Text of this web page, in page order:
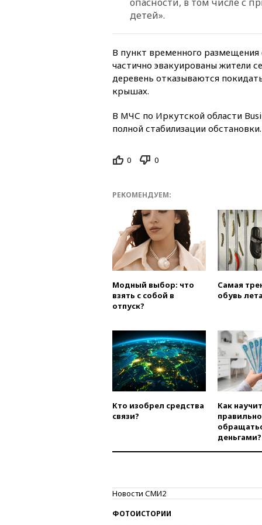
детей».
В пункт временного размещения
частично эвакуированы жители
деревень отказываются
крышах.
В МЧС по Иркутской области
полной стабилизации обстановки.
0 0
РЕКОМЕНДУЕМ:
Модный выбор: что
взять с собой в
отпуск?
Самая
обувь
Кто изобрел средства
связи?
Как
правильно
деньгами?
Новости СМИ2
ФОТОИСТОРИИ